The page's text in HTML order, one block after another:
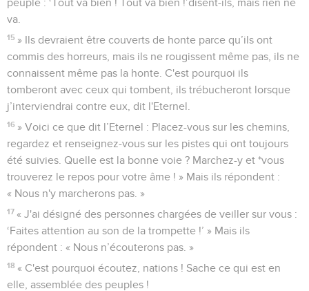
peuple : ‘Tout va bien ! Tout va bien !’disent-ils, mais rien ne
va.
15 » Ils devraient être couverts de honte parce qu’ils ont
commis des horreurs, mais ils ne rougissent même pas, ils ne
connaissent même pas la honte. C'est pourquoi ils
tomberont avec ceux qui tombent, ils trébucheront lorsque
j’interviendrai contre eux, dit l'Eternel.
16 » Voici ce que dit l’Eternel : Placez-vous sur les chemins,
regardez et renseignez-vous sur les pistes qui ont toujours
été suivies. Quelle est la bonne voie ? Marchez-y et *vous
trouverez le repos pour votre âme ! » Mais ils répondent :
« Nous n'y marcherons pas. »
17 « J'ai désigné des personnes chargées de veiller sur vous :
‘Faites attention au son de la trompette !’ » Mais ils
répondent : « Nous n’écouterons pas. »
18 « C'est pourquoi écoutez, nations ! Sache ce qui est en
elle, assemblée des peuples !